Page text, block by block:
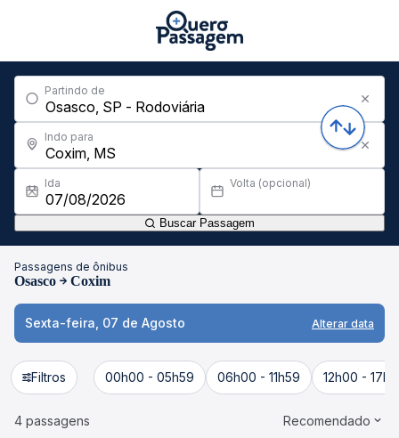
Partindo de
Indo para
Ida Volta (opcional)
Buscar Passagem
Passagens de ônibus
Osasco Coxim
Sexta-feira, 07 de Agosto Alterar data
Filtros 00h00 - 05h59 06h00 - 11h59 12h00 -
4 passagens Recomendado